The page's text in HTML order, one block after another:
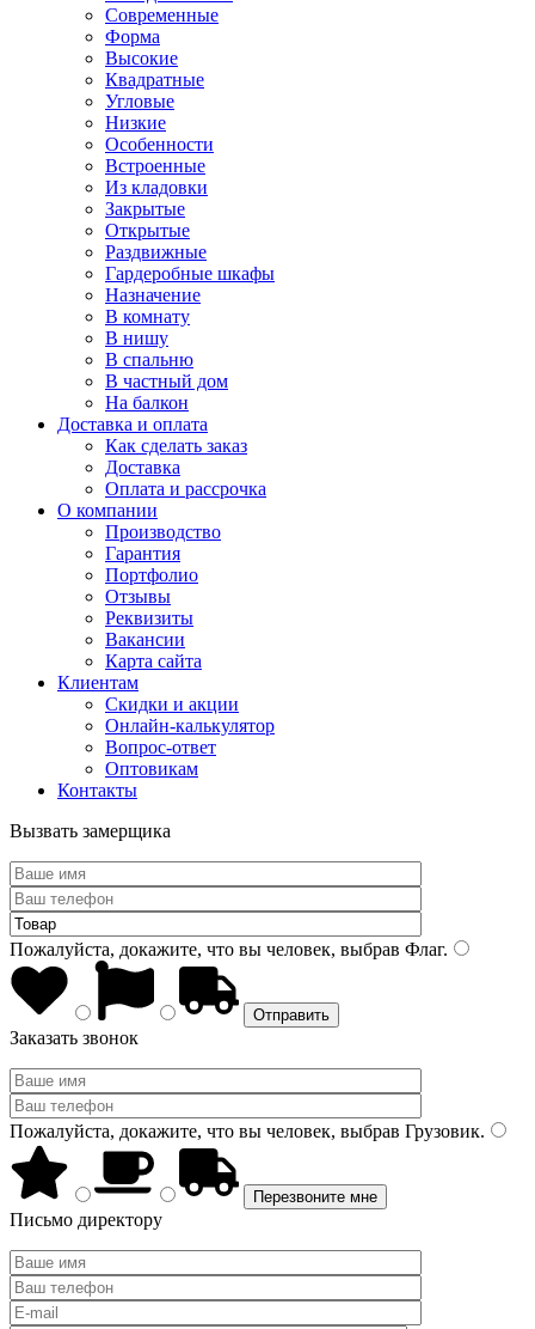
Современные
Форма
Высокие
Квадратные
Угловые
Низкие
Особенности
Встроенные
Из кладовки
Закрытые
Открытые
Раздвижные
Гардеробные шкафы
Назначение
В комнату
В нишу
В спальню
В частный дом
На балкон
Доставка и оплата
Как сделать заказ
Доставка
Оплата и рассрочка
О компании
Производство
Гарантия
Портфолио
Отзывы
Реквизиты
Вакансии
Карта сайта
Клиентам
Скидки и акции
Онлайн-калькулятор
Вопрос-ответ
Оптовикам
Контакты
Вызвать замерщика
Пожалуйста, докажите, что вы человек, выбрав Флаг.
Заказать звонок
Пожалуйста, докажите, что вы человек, выбрав Грузовик.
Письмо директору